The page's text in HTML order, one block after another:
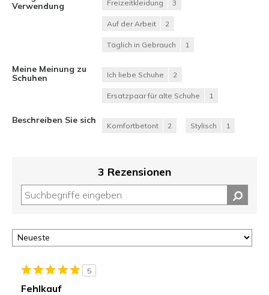
Verwendung
Freizeitkleidung 3
Auf der Arbeit 2
Täglich in Gebrauch 1
Meine Meinung zu
Schuhen
Ich liebe Schuhe 2
Ersatzpaar für alte Schuhe 1
Beschreiben Sie sich
Komfortbetont 2 Stylisch 1
3 Rezensionen
5
Fehlkauf